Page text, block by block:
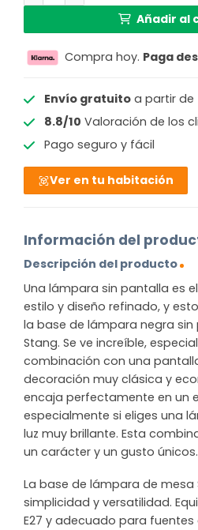
Añadir al
Compra hoy. Paga
Envío gratuitoa partir de
8.8/10 Valoración de los
Pago seguro y fácil
Ver en tu habitación
Información del
Descripción del producto
Una lámpara sin pantalla es
estilo y diseño refinado, y
la base de lámpara negra sin
Stang. Se ve increíble,
combinación con una
decoración muy clásica y
encaja perfectamente en un
especialmente si eliges una
luz muy brillante. Esta
un carácter y un gusto únicos.
La base de lámpara de mesa
simplicidad y versatilidad.
E27 y adecuado para